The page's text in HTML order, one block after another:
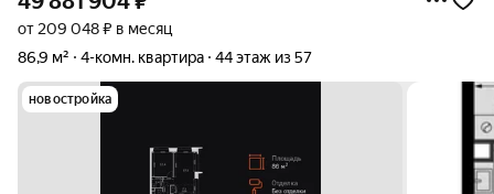
от 209 048 ₽ в месяц
86,9 м²
4-комн. квартира 44 этаж из 57
новостройка